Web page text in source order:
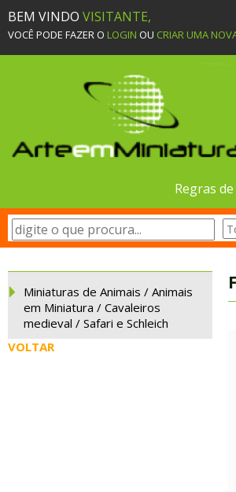
BEM VINDO VISITANTE,
VOCÊ PODE FAZER O LOGIN OU CRIAR UMA
Regras
Miniaturas de Animais / Animais
em Miniatura / Cavaleiros
medieval / Safari e Schleich
VOLTAR